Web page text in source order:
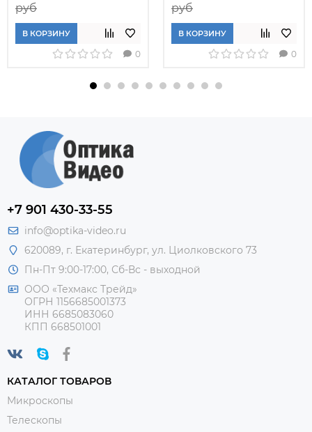
руб
В КОРЗИНУ
0
руб
В КОРЗИНУ
0
+7 901 430-33-55
info@optika-video.ru
620089, г. Екатеринбург, ул. Циолковского 73
Пн-Пт 9:00-17:00, Сб-Вс - выходной
ООО «Техмакс Трейд»
ОГРН 1156685001373
ИНН 6685083060
КПП 668501001
КАТАЛОГ ТОВАРОВ
Микроскопы
Телескопы